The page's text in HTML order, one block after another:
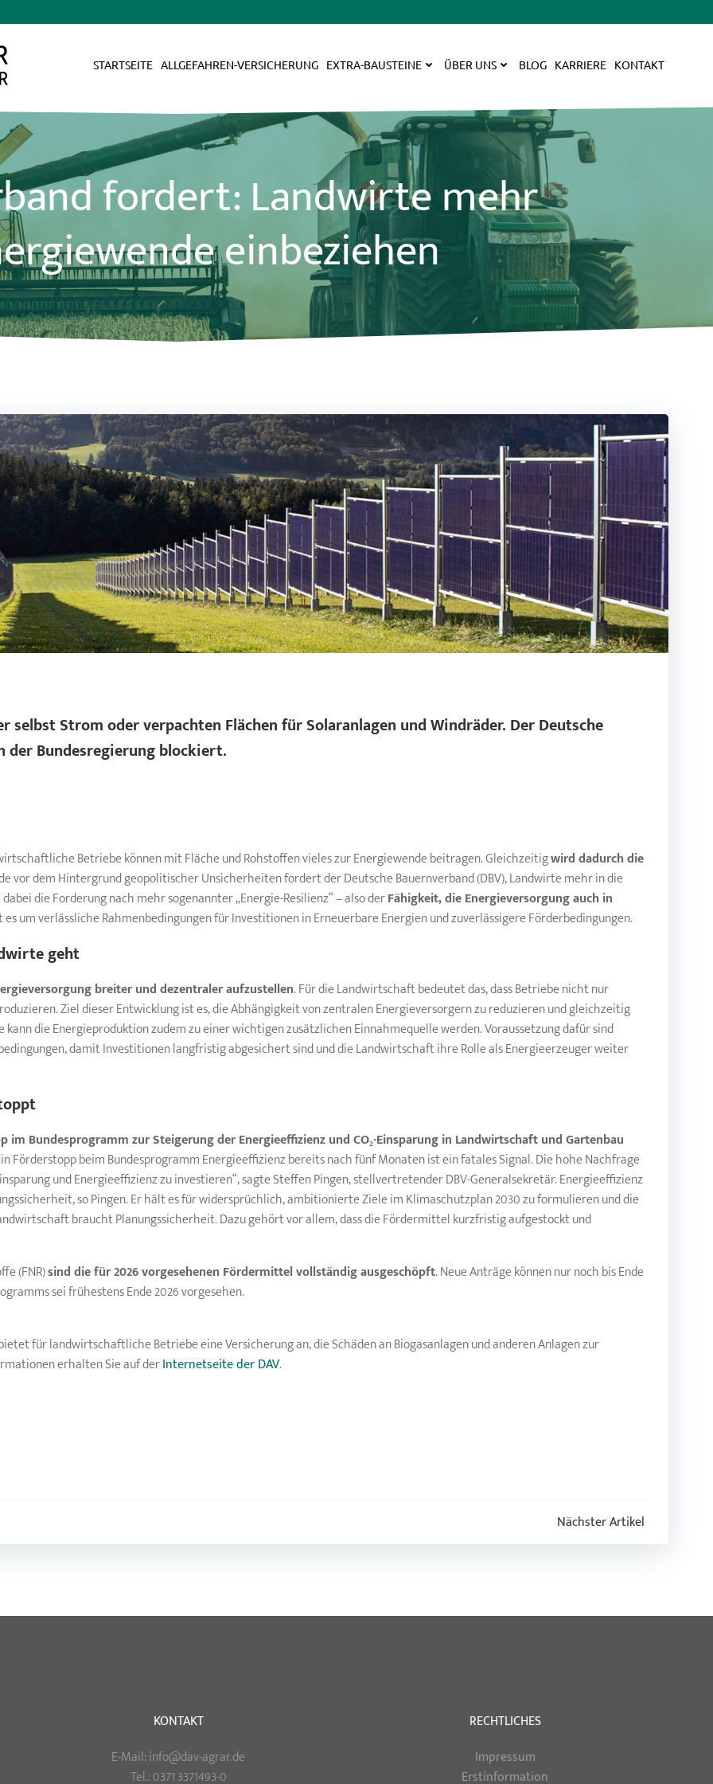
STARTSEITE ALLGEFAHREN-VERSICHERUNG EXTRA-BAUSTEINE ÜBER UNS BLOG KARRIERE KONTAKT
fordert: Landwirte mehr
einbeziehen
Strom oder verpachten Flächen für Solaranlagen und Windräder. Der Deutsche
der Bundesregierung blockiert.
Betriebe können mit Fläche und Rohstoffen vieles zur Energiewende beitragen. Gleichzeitigwird dadurch die
vor dem Hintergrund geopolitischer Unsicherheiten fordert der Deutsche Bauernverband (DBV), Landwirte mehr in die
die Forderung nach mehr sogenannter „Energie-Resilienz“ – also derFähigkeit, die Energieversorgung auch in
es um verlässliche Rahmenbedingungen für Investitionen in Erneuerbare Energien und zuverlässigere Förderbedingungen.
geht
breiter und dezentraler aufzustellen. Für die Landwirtschaft bedeutet das, dass Betriebe nicht nur
Ziel dieser Entwicklung ist es, die Abhängigkeit von zentralen Energieversorgern zu reduzieren und gleichzeitig
die Energieproduktion zudem zu einer wichtigen zusätzlichen Einnahmequelle werden. Voraussetzung dafür sind
damit Investitionen langfristig abgesichert sind und die Landwirtschaft ihre Rolle als Energieerzeuger weiter
im Bundesprogramm zur Steigerung der Energieeffizienz und CO₂-Einsparung in Landwirtschaft und Gartenbau
Förderstopp beim Bundesprogramm Energieeffizienz bereits nach fünf Monaten ist ein fatales Signal. Die hohe Nachfrage
und Energieeffizienz zu investieren“, sagte Steffen Pingen, stellvertretender DBV-Generalsekretär. Energieeffizienz
so Pingen. Er hält es für widersprüchlich, ambitionierte Ziele im Klimaschutzplan 2030 zu formulieren und die
braucht Planungssicherheit. Dazu gehört vor allem, dass die Fördermittel kurzfristig aufgestockt und
(FNR)sind die für 2026 vorgesehenen Fördermittel vollständig ausgeschöpft. Neue Anträge können nur noch bis Ende
sei frühestens Ende 2026 vorgesehen.
für landwirtschaftliche Betriebe eine Versicherung an, die Schäden an Biogasanlagen und anderen Anlagen zur
erhalten Sie auf derInternetseite der DAV.
Post Nächster Artikel
KONTAKT
E-Mail: info@dav-agrar.de
Tel.: 0371 3371493-0
RECHTLICHES
Impressum
Erstinformation